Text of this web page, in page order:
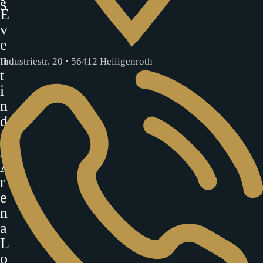
s
E
v
e
n
t
i
n
d
e
r
A
r
e
n
a
L
o
Industriestr. 20 • 56412 Heiligenroth